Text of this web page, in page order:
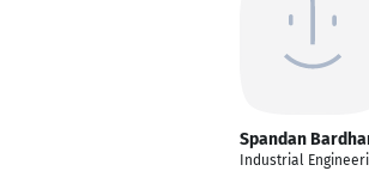
Spandan
Industrial